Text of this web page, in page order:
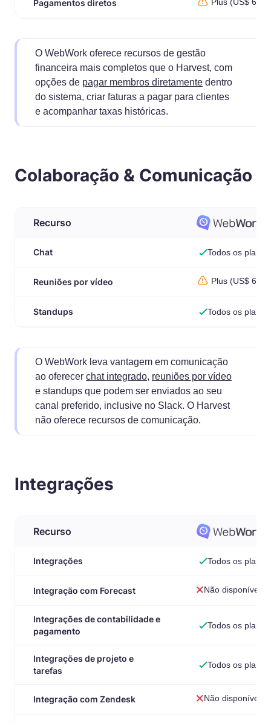
Pagamentos diretos
O WebWork oferece recursos de gestão
financeira mais completos que o Harvest, com
opções de pagar membros diretamente dentro
do sistema, criar faturas a pagar para clientes
e acompanhar taxas históricas.
Colaboração & Comunicação
Recurso
Chat Todos os planos
Reuniões por vídeo Plus (US$
Standups Todos os planos
O WebWork leva vantagem em comunicação
ao oferecer chat integrado, reuniões por vídeo
e standups que podem ser enviados ao seu
canal preferido, inclusive no Slack. O Harvest
não oferece recursos de comunicação.
Integrações
Recurso
Integrações Todos os planos
Integração com Forecast Não disponível
Integrações de contabilidade e
pagamento
Todos os planos
Integrações de projeto e
tarefas
Todos os planos
Integração com Zendesk Não disponível